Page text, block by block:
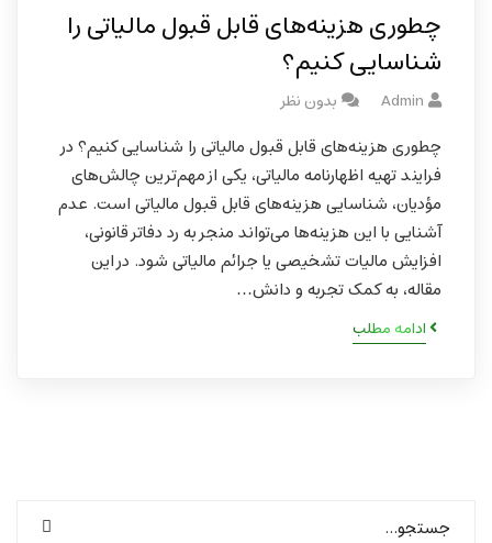
چطوری هزینه‌های قابل قبول مالیاتی را
شناسایی کنیم؟
Admin بدون نظر
چطوری هزینه‌های قابل قبول مالیاتی را شناسایی کنیم؟ در
فرایند تهیه اظهارنامه مالیاتی، یکی از مهم‌ترین چالش‌های
مؤدیان، شناسایی هزینه‌های قابل قبول مالیاتی است. عدم
آشنایی با این هزینه‌ها می‌تواند منجر به رد دفاتر قانونی،
افزایش مالیات تشخیصی یا جرائم مالیاتی شود. در این
مقاله، به کمک تجربه و دانش…
ادامه مطلب